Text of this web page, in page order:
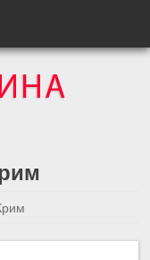
Следећа вест →